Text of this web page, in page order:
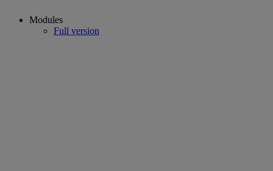
Modules
Full version